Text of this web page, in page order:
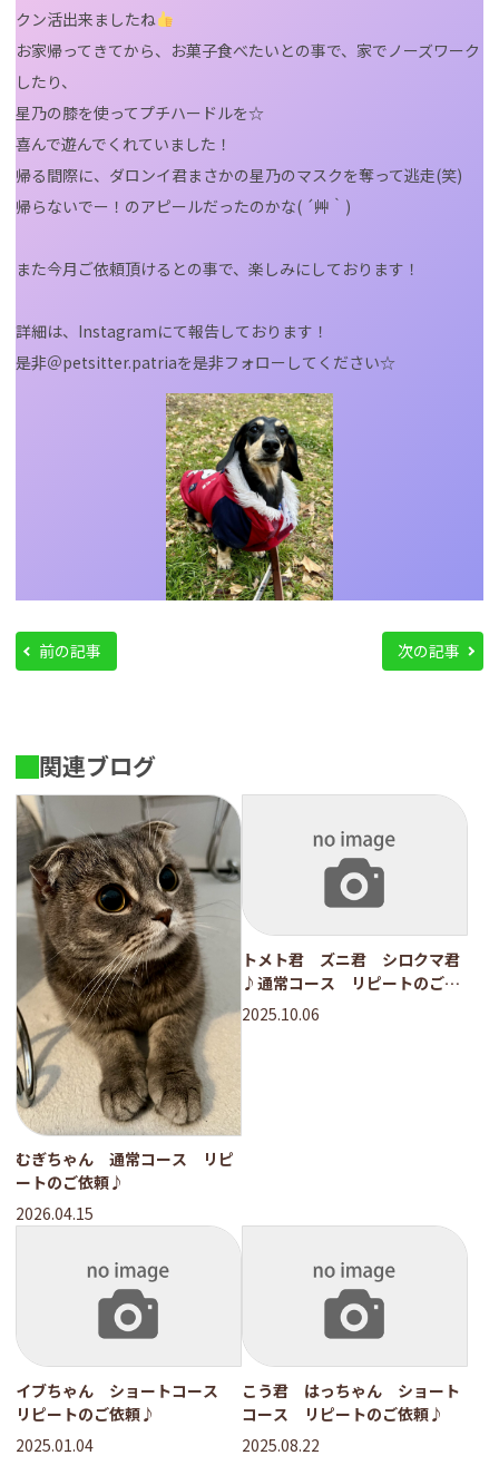
クン活出来ましたね
お家帰ってきてから、お菓子食べたいとの事で、家でノーズワーク
したり、
星乃の膝を使ってプチハードルを☆
喜んで遊んでくれていました！
帰る間際に、ダロンイ君まさかの星乃のマスクを奪って逃走(笑)
帰らないでー！のアピールだったのかな( ´艸｀)
また今月ご依頼頂けるとの事で、楽しみにしております！
詳細は、Instagramにて報告しております！
是非＠petsitter.patriaを是非フォローしてください☆
前の記事 次の記事
関連ブログ
むぎちゃん 通常コース リピ
ートのご依頼♪
2026.04.15
トメト君 ズニ君 シロクマ君
♪通常コース リピートのご依
頼♪
2025.10.06
イブちゃん ショートコース
リピートのご依頼♪
2025.01.04
こう君 はっちゃん ショート
コース リピートのご依頼♪
2025.08.22